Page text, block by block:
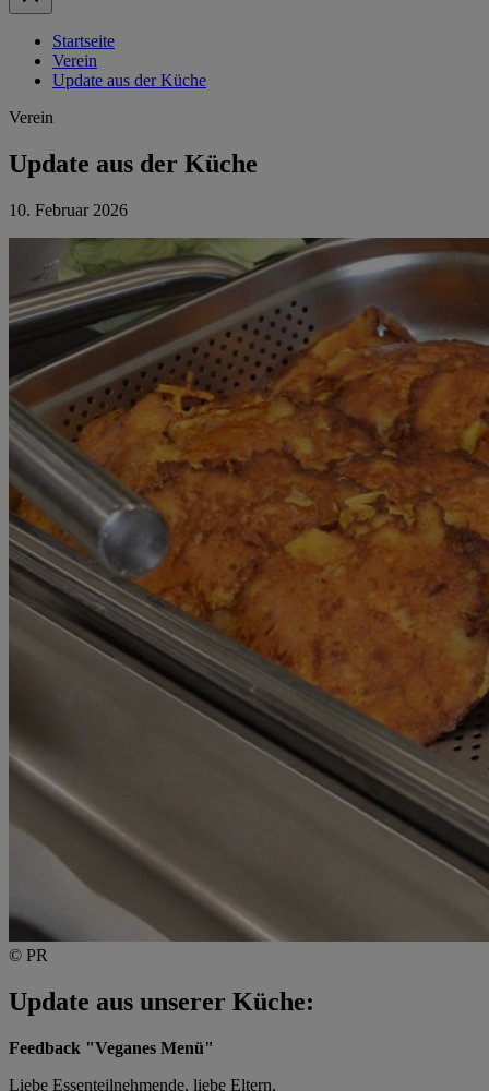
Startseite
Verein
Update aus der Küche
Verein
Update aus der Küche
10. Februar 2026
© PR
Update aus unserer Küche:
Feedback "Veganes Menü"
Liebe Essenteilnehmende, liebe Eltern,